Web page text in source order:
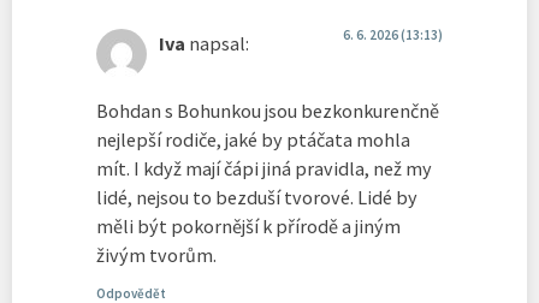
Iva napsal: 6. 6. 2026 (13:13)
Bohdan s Bohunkou jsou bezkonkurenčně
nejlepší rodiče, jaké by ptáčata mohla
mít. I když mají čápi jiná pravidla, než my
lidé, nejsou to bezduší tvorové. Lidé by
měli být pokornější k přírodě a jiným
živým tvorům.
Odpovědět